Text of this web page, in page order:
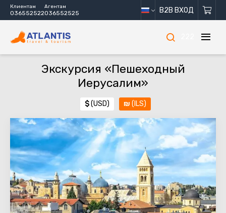
Клиентам
036552522
Агентам
036552525 B2B ВХОД
Экскурсия «Пешеходный
Иерусалим»
$(USD) ₪ (ILS)